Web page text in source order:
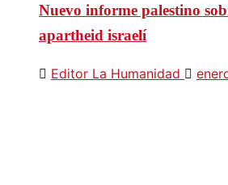
Nuevo informe palestino
apartheid israelí
Editor La Humanidad